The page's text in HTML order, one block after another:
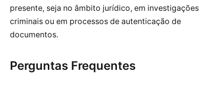
presente, seja no âmbito jurídico, em investigações
criminais ou em processos de autenticação de
documentos.
Perguntas Frequentes